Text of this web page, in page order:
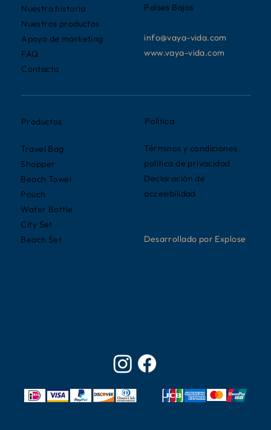
Países Bajos
info@vaya-vida.com
www.vaya-vida.com
Nuestra historia
Nuestros productos
Apoyo de marketing
FAQ
Contacto
Productos
Travel Bag
Shopper
Beach Towel
Pouch
Water Bottle
City Set
Beach Set
Política
Términos y condiciones
política de privacidad
Declaración de
accesibilidad
Desarrollado por Explose